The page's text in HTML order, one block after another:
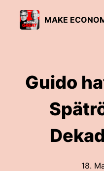
MAKE
Guido
18.